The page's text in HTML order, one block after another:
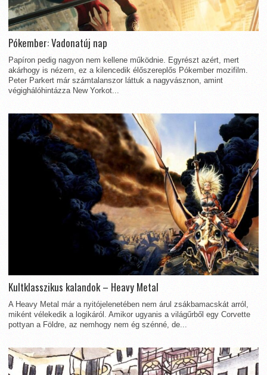
Pókember: Vadonatúj nap
Papíron pedig nagyon nem kellene működnie. Egyrészt azért, mert
akárhogy is nézem, ez a kilencedik élőszereplős Pókember mozifilm.
Peter Parkert már számtalanszor láttuk a nagyvásznon, amint
végighálóhintázza New Yorkot...
Kultklasszikus kalandok – Heavy Metal
A Heavy Metal már a nyitójelenetében nem árul zsákbamacskát arról,
miként vélekedik a logikáról. Amikor ugyanis a világűrből egy Corvette
pottyan a Földre, az nemhogy nem ég szénné, de...